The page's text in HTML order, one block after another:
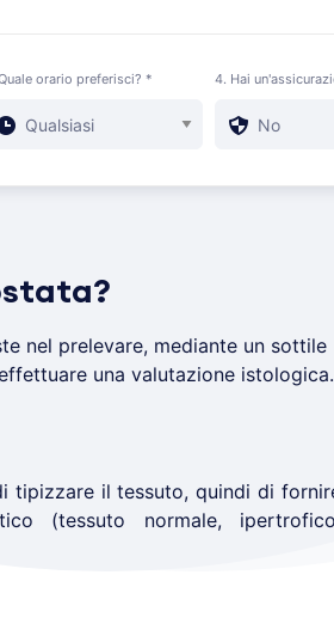
orario preferisci? * 4. Hai
nel prelevare, mediante un sottile
una valutazione istologica.
tipizzare il tessuto, quindi di
(tessuto normale,